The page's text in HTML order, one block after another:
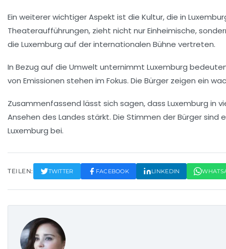
Ein weiterer wichtiger Aspekt ist die Kultur, die in
Theateraufführungen, zieht nicht nur Einheimische,
die Luxemburg auf der internationalen Bühne vertreten.
In Bezug auf die Umwelt unternimmt Luxemburg
von Emissionen stehen im Fokus. Die Bürger zeigen ein
Zusammenfassend lässt sich sagen, dass Luxemburg in
Ansehen des Landes stärkt. Die Stimmen der Bürger
Luxemburg bei.
TEILEN: TWITTER FACEBOOK LINKEDIN